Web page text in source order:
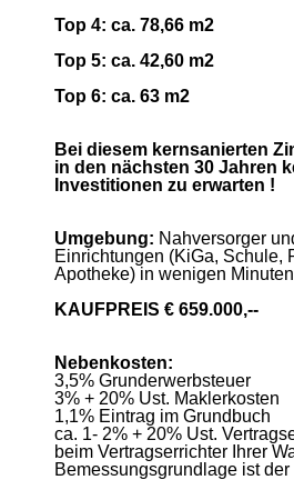
Top 4: ca. 78,66 m2
Top 5: ca. 42,60 m2
Top 6: ca. 63 m2
Bei diesem kernsanierten
in den nächsten 30 Jahren
Investitionen zu erwarten !
Umgebung: Nahversorger
Einrichtungen (KiGa, Schule,
Apotheke) in wenigen
KAUFPREIS € 659.000,--
Nebenkosten:
3,5% Grunderwerbsteuer
3% + 20% Ust. Maklerkosten
1,1% Eintrag im Grundbuch
ca. 1- 2% + 20% Ust.
beim Vertragserrichter Ihrer
Bemessungsgrundlage ist der